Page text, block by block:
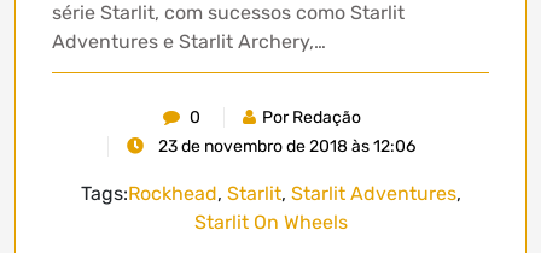
série Starlit, com sucessos como Starlit
Adventures e Starlit Archery,…
0
Por Redação
23 de novembro de 2018 às 12:06
Tags:Rockhead, Starlit, Starlit Adventures,
Starlit On Wheels